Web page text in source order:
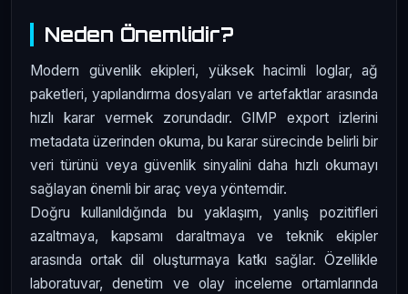
Neden Önemlidir?
Modern güvenlik ekipleri, yüksek hacimli loglar, ağ
paketleri, yapılandırma dosyaları ve artefaktlar arasında
hızlı karar vermek zorundadır. GIMP export izlerini
metadata üzerinden okuma, bu karar sürecinde belirli bir
veri türünü veya güvenlik sinyalini daha hızlı okumayı
sağlayan önemli bir araç veya yöntemdir.
Doğru kullanıldığında bu yaklaşım, yanlış pozitifleri
azaltmaya, kapsamı daraltmaya ve teknik ekipler
arasında ortak dil oluşturmaya katkı sağlar. Özellikle
laboratuvar, denetim ve olay inceleme ortamlarında